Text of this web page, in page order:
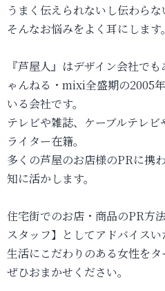
うまく伝えられないし伝わら
そんなお悩みをよく耳にします。
『芦屋人』はデザイン会社で
ゃんねる・mixi全盛期の2005
いる会社です。
テレビや雑誌、ケーブルテレ
ライター在籍。
多くの芦屋のお店様のPRに携
知に活かします。
住宅街でのお店・商品のPR方
スタッフ】としてアドバイスい
生活にこだわりのある女性を
ぜひおまかせください。